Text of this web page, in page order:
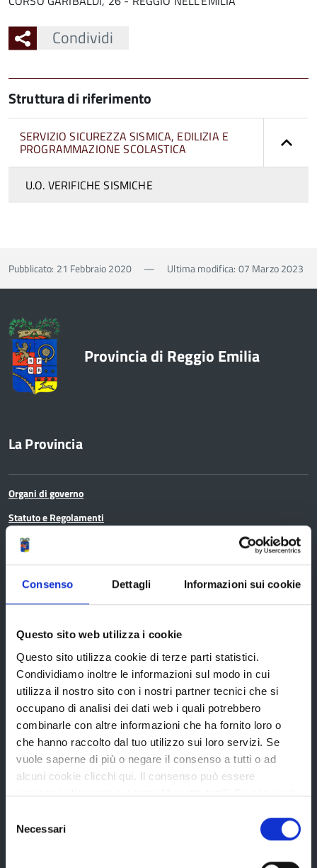
Consenso Dettagli Informazioni sui cookie
Questo sito web utilizza i cookie
Questo sito utilizza cookie di terze parti statistici.
Condividiamo inoltre le informazioni sul modo in cui
utilizza il nostro sito con i nostri partner tecnici che si
occupano di analisi dei dati web i quali potrebbero
combinarle con altre informazioni che ha fornito loro o
che hanno raccolto dal tuo utilizzo sui loro servizi. Se
vuole saperne di più o negare il consenso a tutti o ad
alcuni cookie clicchi qui. Il consenso può essere
espresso cliccando sul tasto "Accetta tutti". Se non vuole
tasto "Rifiuta".
delNecessari
Condividi
Struttura di riferimento
SERVIZIO SICUREZZA SISMICA, EDILIZIA E
PROGRAMMAZIONE SCOLASTICA
U.O. VERIFICHE SISMICHE
Pubblicato: 21 Febbraio 2020 — Ultima modifica: 07 Marzo 2023
Provincia di Reggio Emilia
La Provincia
Organi di governo
Statuto e Regolamenti
Amministrazione Trasparente
Uffici e orari
Storia della Provincia
Elezioni
Bandi e avvisi
Bandi di gara
Avvisi pubblici
Concorsi e selezioni